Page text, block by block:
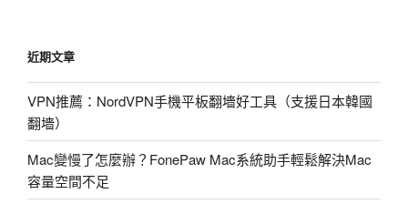
觀
音
近期文章
VPN推薦：NordVPN手機平板翻墻好工具（支援日本韓國
翻墻）
Mac變慢了怎麼辦？FonePaw Mac系統助手輕鬆解決Mac
容量空間不足